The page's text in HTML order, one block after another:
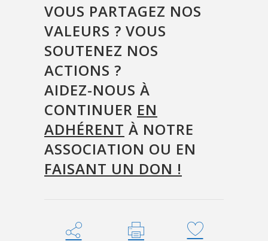
VOUS PARTAGEZ NOS
VALEURS ? VOUS
SOUTENEZ NOS
ACTIONS ?
AIDEZ-NOUS À
CONTINUER EN
ADHÉRENT À NOTRE
ASSOCIATION OU EN
FAISANT UN DON !